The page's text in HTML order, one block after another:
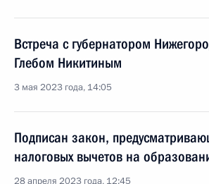
Встреча с губернатором
Глебом Никитиным
3 мая 2023 года, 14:05
Подписан закон,
налоговых вычетов на
28 апреля 2023 года, 12:45